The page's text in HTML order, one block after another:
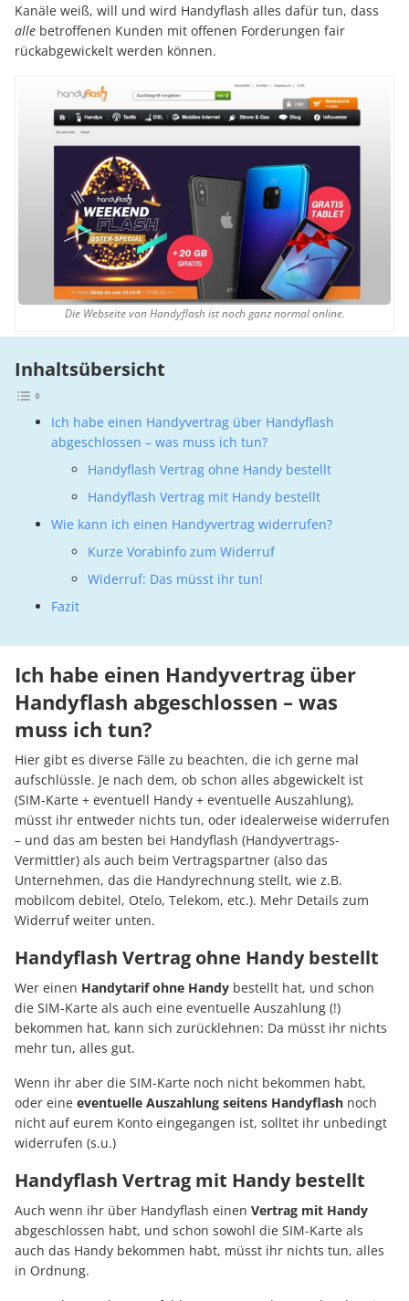
Kanäle weiß, will und wird Handyflash alles dafür tun, dass
alle betroffenen Kunden mit offenen Forderungen fair
rückabgewickelt werden können.
Die Webseite von Handyflash ist noch ganz normal online.
Inhaltsübersicht
Ich habe einen Handyvertrag über Handyflash
abgeschlossen – was muss ich tun?
Handyflash Vertrag ohne Handy bestellt
Handyflash Vertrag mit Handy bestellt
Wie kann ich einen Handyvertrag widerrufen?
Kurze Vorabinfo zum Widerruf
Widerruf: Das müsst ihr tun!
Fazit
Ich habe einen Handyvertrag über
Handyflash abgeschlossen – was
muss ich tun?
Hier gibt es diverse Fälle zu beachten, die ich gerne mal
aufschlüssle. Je nach dem, ob schon alles abgewickelt ist
(SIM-Karte + eventuell Handy + eventuelle Auszahlung),
müsst ihr entweder nichts tun, oder idealerweise widerrufen
– und das am besten bei Handyflash (Handyvertrags-
Vermittler) als auch beim Vertragspartner (also das
Unternehmen, das die Handyrechnung stellt, wie z.B.
mobilcom debitel, Otelo, Telekom, etc.). Mehr Details zum
Widerruf weiter unten.
Handyflash Vertrag ohne Handy bestellt
Wer einen Handytarif ohne Handy bestellt hat, und schon
die SIM-Karte als auch eine eventuelle Auszahlung (!)
bekommen hat, kann sich zurücklehnen: Da müsst ihr nichts
mehr tun, alles gut.
Wenn ihr aber die SIM-Karte noch nicht bekommen habt,
oder eine eventuelle Auszahlung seitens Handyflash noch
nicht auf eurem Konto eingegangen ist, solltet ihr unbedingt
widerrufen (s.u.)
Handyflash Vertrag mit Handy bestellt
Auch wenn ihr über Handyflash einen Vertrag mit Handy
abgeschlossen habt, und schon sowohl die SIM-Karte als
auch das Handy bekommen habt, müsst ihr nichts tun, alles
in Ordnung.